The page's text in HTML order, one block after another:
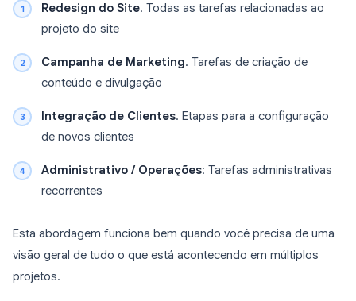
Redesign do Site. Todas as tarefas relacionadas ao
projeto do site
Campanha de Marketing. Tarefas de criação de
conteúdo e divulgação
Integração de Clientes. Etapas para a configuração
de novos clientes
Administrativo / Operações: Tarefas administrativas
recorrentes
Esta abordagem funciona bem quando você precisa de uma
visão geral de tudo o que está acontecendo em múltiplos
projetos.